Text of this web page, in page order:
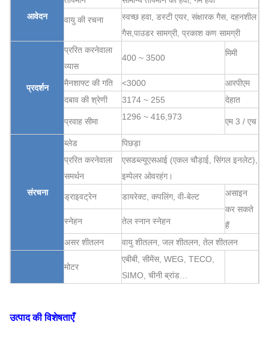
आवेदन वायु की रचना स्वच्छ हवा , डस्टी एयर, संक्षारक गैस, दहनशील
गैस,पाउडर सामग्री, प्रकाश कण सामग्री
प्रदर्शन
प्ररित करनेवाला
व्यास
400 ~ 3500 मिमी
मैनशाफ्ट की गति <3000
आरपीएम
दबाव की श्रेणी
3174 ~ 255 देहात
प्रवाह सीमा 1296 ~ 416,973 एम 3 / एच
संरचना
ब्लेड
पिछड़ा
प्ररित करनेवाला
समर्थन
एसडब्ल्यूएसआई (एकल चौड़ाई, सिंगल इनलेट),
इम्पेलर ओवरहंग।
ड्राइवट्रेन डायरेक्ट, कपलिंग, वी-बेल्ट
असाइन
कर सकते
हैं
स्नेहन तेल स्नान स्नेहन
असर शीतलन वायु शीतलन, जल शीतलन, तेल शीतलन
मोटर
एबीबी, सीमेंस, WEG, TECO,
SIMO, चीनी ब्रांड…
उत्पाद की विशेषताएँ